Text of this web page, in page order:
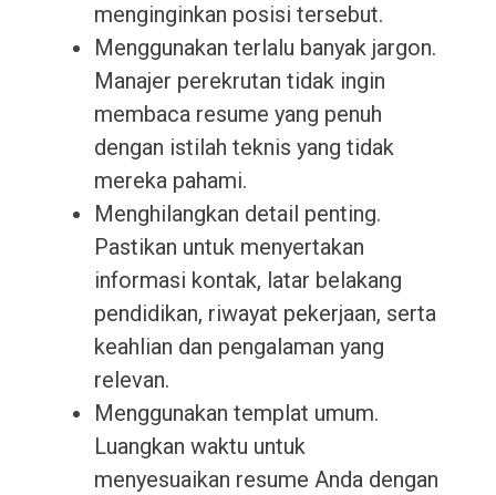
menginginkan posisi tersebut.
Menggunakan terlalu banyak jargon.
Manajer perekrutan tidak ingin
membaca resume yang penuh
dengan istilah teknis yang tidak
mereka pahami.
Menghilangkan detail penting.
Pastikan untuk menyertakan
informasi kontak, latar belakang
pendidikan, riwayat pekerjaan, serta
keahlian dan pengalaman yang
relevan.
Menggunakan templat umum.
Luangkan waktu untuk
menyesuaikan resume Anda dengan